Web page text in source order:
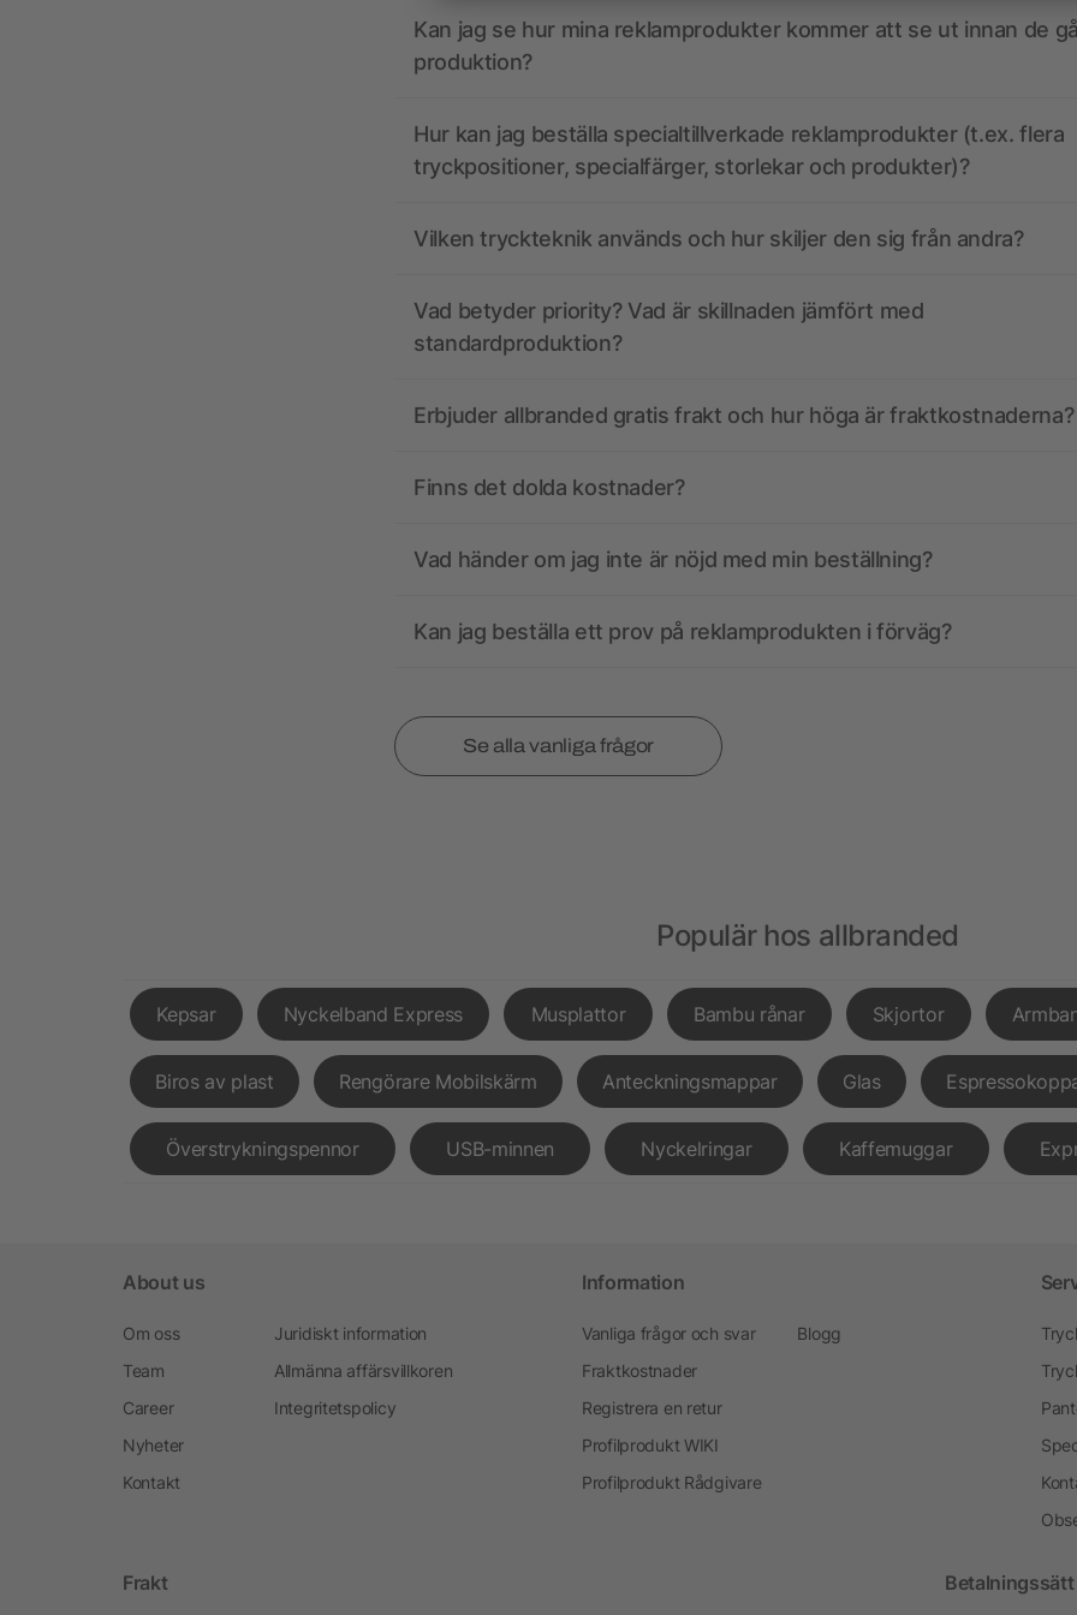
Kan jag se hur mina reklamprodukter kommer att se ut innan de
produktion?
Hur kan jag beställa specialtillverkade reklamprodukter (t.ex. flera
tryckpositioner, specialfärger, storlekar och produkter)?
Vilken tryckteknik används och hur skiljer den sig från andra?
Vad betyder priority? Vad är skillnaden jämfört med
standardproduktion?
Erbjuder allbranded gratis frakt och hur höga är fraktkostnaderna?
Finns det dolda kostnader?
Vad händer om jag inte är nöjd med min beställning?
Kan jag beställa ett prov på reklamprodukten i förväg?
Se alla vanliga frågor
Populär hos allbranded
Kepsar Nyckelband Express Musplattor Bambu rånar Skjortor
Biros av plast Rengörare Mobilskärm Anteckningsmappar Glas
Överstrykningspennor USB-minnen Nyckelringar Kaffemuggar
About us
Om oss
Team
Career
Nyheter
Kontakt
Juridiskt information
Allmänna affärsvillkoren
Integritetspolicy
Information
Vanliga frågor och svar
Fraktkostnader
Registrera en retur
Profilprodukt WIKI
Profilprodukt Rådgivare
Blogg
Frakt Betalningssätt